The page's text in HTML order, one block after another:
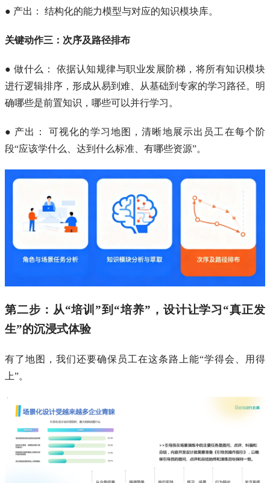
● 产出： 结构化的能力模型与对应的知识模块库。
关键动作三：次序及路径排布
● 做什么： 依据认知规律与职业发展阶梯，将所有知识模块
进行逻辑排序，形成从易到难、从基础到专家的学习路径。明
确哪些是前置知识，哪些可以并行学习。
● 产出： 可视化的学习地图，清晰地展示出员工在每个阶
段“应该学什么、达到什么标准、有哪些资源”。
第二步：从“培训”到“培养”，设计让学习“真正发
生”的沉浸式体验
有了地图，我们还要确保员工在这条路上能“学得会、用得
上”。